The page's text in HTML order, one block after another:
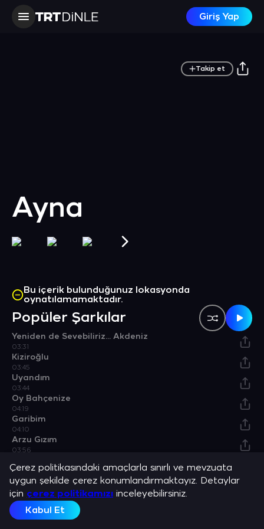
Giriş Yap
Ayna
Takip et
Bu içerik bulunduğunuz lokasyonda
oynatılamamaktadır.
Popüler Şarkılar
Yeniden de Sevebiliriz... Akdeniz
03:31
Kiziroğlu
03:45
Uyandım
03:44
Oy Bahçenize
04:19
Garibim
04:10
Arzu Gızım
03:56
Albümler
Süper Hits
Albüm
Bulunduğu Listeler
Çerez politikasındaki amaçlarla sınırlı ve mevzuata
uygun şekilde çerez konumlandırmaktayız. Detaylar
için çerez politikamızı inceleyebilirsiniz.
Kabul Et